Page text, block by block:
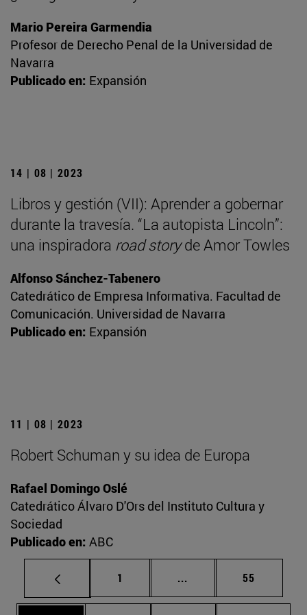
Mario Pereira Garmendia
Profesor de Derecho Penal de la Universidad de
Navarra
Publicado en: Expansión
14 | 08 | 2023
Libros y gestión (VII): Aprender a gobernar
durante la travesía. “La autopista Lincoln”:
una inspiradora road storyde Amor Towles
Alfonso Sánchez-Tabenero
Catedrático de Empresa Informativa. Facultad de
Comunicación. Universidad de Navarra
Publicado en: Expansión
11 | 08 | 2023
Robert Schuman y su idea de Europa
Rafael Domingo Oslé
Catedrático Álvaro D'Ors del Instituto Cultura y
Sociedad
Publicado en: ABC
Página
1 ... Páginas intermedias
Página
55